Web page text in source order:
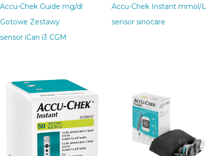
Accu-Chek Guide mg/dl
Accu-Chek Instant mmol/L
Gotowe Zestawy
sensor sinocare
sensor iCan i3 CGM